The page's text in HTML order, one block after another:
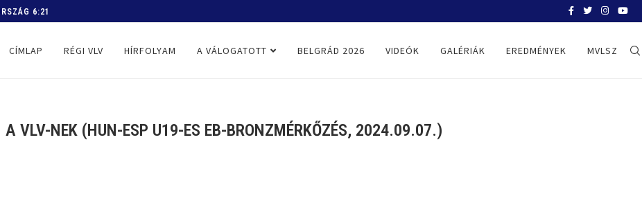
PROGRAM
CÍMLAP RÉGI VLV HÍRFOLYAM A VÁLOGATOTT BELGRÁD 2026 VIDEÓK GALÉRIÁK EREDMÉNYEK MVLSZ
VLV-NEK (HUN-ESP U19-ES EB-BRONZMÉRKŐZÉS, 2024.09.07.)